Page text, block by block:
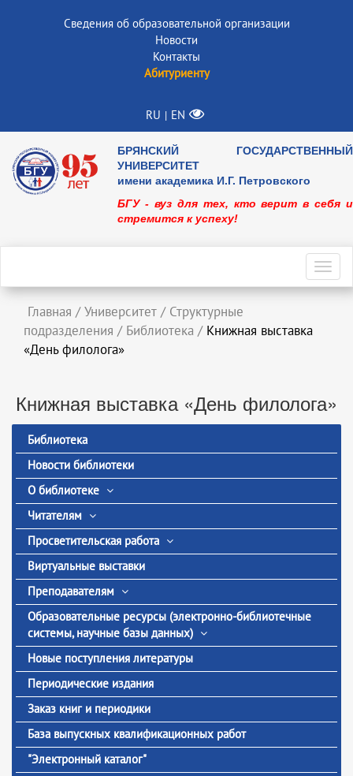
Сведения об образовательной организации
Новости
Контакты
Абитуриенту
RU | EN
БРЯНСКИЙ ГОСУДАРСТВЕННЫЙ
УНИВЕРСИТЕТ
имени академика И.Г. Петровского
БГУ - вуз для тех, кто верит в себя и
стремится к успеху!
Главная / Университет / Структурные
подразделения / Библиотека / Книжная выставка
«День филолога»
Книжная выставка «День филолога»
Библиотека
Новости библиотеки
О библиотеке
Читателям
Просветительская работа
Виртуальные выставки
Преподавателям
Образовательные ресурсы (электронно-библиотечные
системы, научные базы данных)
Новые поступления литературы
Периодические издания
Заказ книг и периодики
База выпускных квалификационных работ
"Электронный каталог"